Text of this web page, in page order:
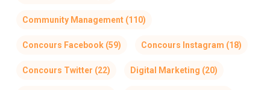
Community Management(110)
Concours Facebook(59) Concours Instagram (18)
Concours Twitter (22) Digital Marketing (20)